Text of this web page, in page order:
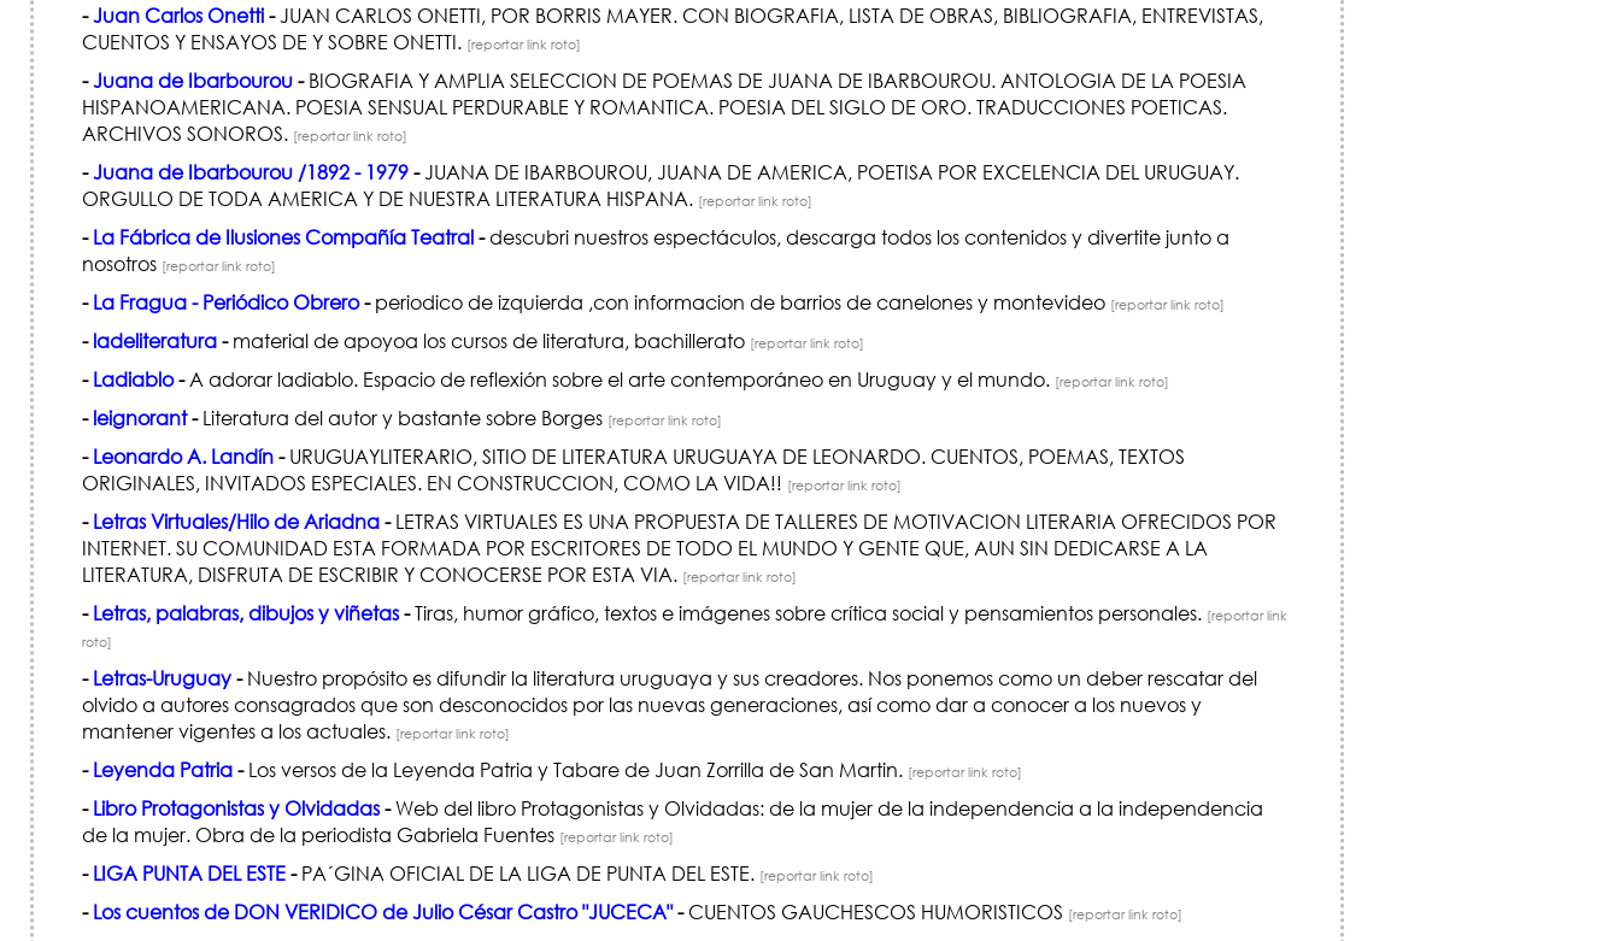
-Juan Carlos Onetti-JUAN CARLOS ONETTI, POR BORRIS MAYER. CON BIOGRAFIA, LISTA DE OBRAS, BIBLIOGRAFIA, ENTREVISTAS,
CUENTOS Y ENSAYOS DE Y SOBRE ONETTI. [reportar link roto]
-Juana de Ibarbourou-BIOGRAFIA Y AMPLIA SELECCION DE POEMAS DE JUANA DE IBARBOUROU. ANTOLOGIA DE LA POESIA
HISPANOAMERICANA. POESIA SENSUAL PERDURABLE Y ROMANTICA. POESIA DEL SIGLO DE ORO. TRADUCCIONES POETICAS.
ARCHIVOS SONOROS. [reportar link roto]
-Juana de Ibarbourou /1892 - 1979-JUANA DE IBARBOUROU, JUANA DE AMERICA, POETISA POR EXCELENCIA DEL URUGUAY.
ORGULLO DE TODA AMERICA Y DE NUESTRA LITERATURA HISPANA. [reportar link roto]
- La Fábrica de Ilusiones Compañía Teatral-descubri nuestros espectáculos, descarga todos los contenidos y divertite junto a
nosotros [reportar link roto]
- La Fragua - Periódico Obrero-periodico de izquierda ,con informacion de barrios de canelones y montevideo [reportar link roto]
- ladeliteratura-material de apoyoa los cursos de literatura, bachillerato [reportar link roto]
- Ladiablo-A adorar ladiablo. Espacio de reflexión sobre el arte contemporáneo en Uruguay y el mundo. [reportar link roto]
- leignorant-Literatura del autor y bastante sobre Borges [reportar link roto]
- Leonardo A. Landín-URUGUAYLITERARIO, SITIO DE LITERATURA URUGUAYA DE LEONARDO. CUENTOS, POEMAS, TEXTOS
ORIGINALES, INVITADOS ESPECIALES. EN CONSTRUCCION, COMO LA VIDA!! [reportar link roto]
- Letras Virtuales/Hilo de Ariadna-LETRAS VIRTUALES ES UNA PROPUESTA DE TALLERES DE MOTIVACION LITERARIA OFRECIDOS POR
INTERNET. SU COMUNIDAD ESTA FORMADA POR ESCRITORES DE TODO EL MUNDO Y GENTE QUE, AUN SIN DEDICARSE A LA
LITERATURA, DISFRUTA DE ESCRIBIR Y CONOCERSE POR ESTA VIA. [reportar link roto]
- Letras, palabras, dibujos y viñetas-Tiras, humor gráfico, textos e imágenes sobre crítica social y pensamientos personales. [reportar link
roto]
- Letras-Uruguay-Nuestro propósito es difundir la literatura uruguaya y sus creadores. Nos ponemos como un deber rescatar del
olvido a autores consagrados que son desconocidos por las nuevas generaciones, así como dar a conocer a los nuevos y
mantener vigentes a los actuales. [reportar link roto]
- Leyenda Patria-Los versos de la Leyenda Patria y Tabare de Juan Zorrilla de San Martin. [reportar link roto]
- Libro Protagonistas y Olvidadas-Web del libro Protagonistas y Olvidadas: de la mujer de la independencia a la independencia
de la mujer. Obra de la periodista Gabriela Fuentes [reportar link roto]
- LIGA PUNTA DEL ESTE-PA´GINA OFICIAL DE LA LIGA DE PUNTA DEL ESTE. [reportar link roto]
- Los cuentos de DON VERIDICO de Julio César Castro "JUCECA"-CUENTOS GAUCHESCOS HUMORISTICOS [reportar link roto]